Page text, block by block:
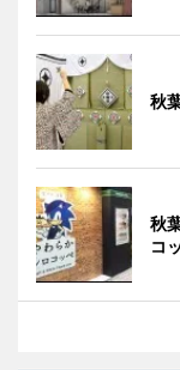
秋
秋
コ